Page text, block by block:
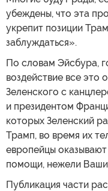
убеждены, что эта
укрепит позиции
заблуждаться».
По словам Эйсбура,
воздействие все это
Зеленского с
и президентом
которых Зеленский
Трамп, во время их
европейцы
помощи, нежели
Публикация части